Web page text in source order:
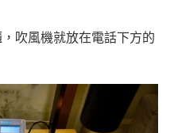
吹風機就放在電話下方的